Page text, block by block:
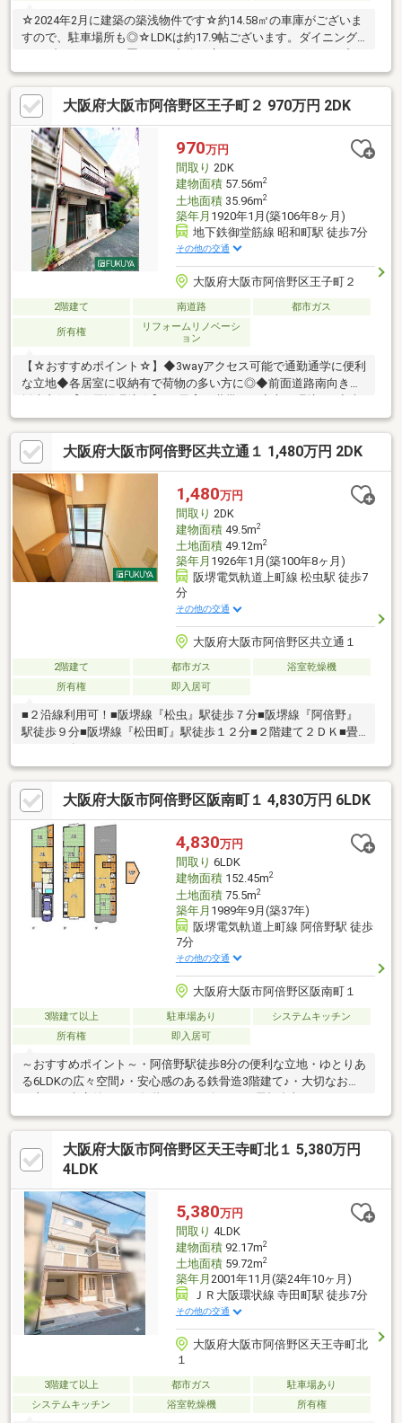
☆2024年2月に建築の築浅物件です☆約14.58㎡の車庫がございま
すので、駐車場所も◎☆LDKは約17.9帖ございます。ダイニング
な長方形型のダイニングは工夫次第で色々なレイアウトをお楽し
み頂けますね☆リビング階段の為自然とご家族と顔を合わせるよ
うになり、お互いの様子が分かりますね☆各居室に収納スペース
がございます。1階と3階には納戸がある為、収納場所に困りませ
ん☆キッチンはうれしいシステムキッチン。食洗機もある為、家
事の時短も◎☆トイレは1階、2階にございます。混み合う朝も安
心ですね
大阪府大阪市阿倍野区王子町２ 970万円 2DK
970万円
間取り 2DK
建物面積57.56m2
土地面積35.96m2
築年月 1920年1月(築106年8ヶ月)
地下鉄御堂筋線 昭和町駅 徒歩7分
その他の交通
大阪府大阪市阿倍野区王子町２
2階建て 南道路 都市ガス
所有権
リフォームリノベーシ
ョン
【☆おすすめポイント☆】◆3wayアクセス可能で通勤通学に便利
な立地◆各居室に収納有で荷物の多い方に◎◆前面道路南向きで
阪市立阿倍野小学校 約150ｍ◆大阪市立阿倍野中学校 約950ｍ
―♪ちょっとしたお買い物に便利♪―◆ライフ昭和町駅前店 約700
ｍ◆セブンイレブン大阪阿倍野元町店 約250ｍ◆ファミリーマ
ート阿倍野王子町店 約350ｍ◆ココカラファイン昭和町店 約
500ｍ
大阪府大阪市阿倍野区共立通１ 1,480万円 2DK
1,480万円
間取り 2DK
建物面積49.5m2
土地面積49.12m2
築年月 1926年1月(築100年8ヶ月)
阪堺電気軌道上町線 松虫駅 徒歩7
分
その他の交通
大阪府大阪市阿倍野区共立通１
2階建て 都市ガス
浴室乾燥機
所有権
即入居可
■２沿線利用可！■阪堺線『松虫』駅徒歩７分■阪堺線『阿倍野』
駅徒歩９分■阪堺線『松田町』駅徒歩１２分■２階建て２ＤＫ■畳
＝＝＝■周辺環境充実○デイリーカナート晴明通店…約８６７ｍ〇
セブンイレブン大阪阿倍野筋５丁目店…約３７７ｍ〇大阪阿倍野
筋郵便局…約４８４ｍ〇聖天山公園…約６０７ｍ
大阪府大阪市阿倍野区阪南町１ 4,830万円 6LDK
4,830万円
間取り 6LDK
建物面積152.45m2
土地面積75.5m2
築年月 1989年9月(築37年)
阪堺電気軌道上町線 阿倍野駅 徒歩
7分
その他の交通
大阪府大阪市阿倍野区阪南町１
3階建て以上 駐車場あり
システムキッチン
所有権
即入居可
～おすすめポイント～・阿倍野駅徒歩8分の便利な立地・ゆとりあ
る6LDKの広々空間♪・安心感のある鉄骨造3階建て♪・大切なお車
家族みんなで快適に暮らせる間取り♪・周辺には生活施設が整った
住みやすい環境♪～周辺環境～・スーパーまで徒歩約9分・コンビ
ニまで徒歩約4分・苗代小学校 徒歩約8分ハルカスやキューズモ
ールも徒歩12分圏内と便利♪ぜひ一度ご覧になってみませんか♪住
待ちしております!!
大阪府大阪市阿倍野区天王寺町北１ 5,380万円
4LDK
5,380万円
間取り 4LDK
建物面積92.17m2
土地面積59.72m2
築年月 2001年11月(築24年10ヶ月)
ＪＲ大阪環状線 寺田町駅 徒歩7分
その他の交通
大阪府大阪市阿倍野区天王寺町北
１
3階建て以上 都市ガス
駐車場あり
システムキッチン
浴室乾燥機 所有権